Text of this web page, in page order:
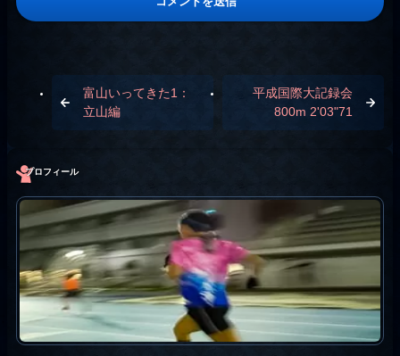
富山いってきた1：
立山編
平成国際大記録会
800m 2'03"71
プロフィール